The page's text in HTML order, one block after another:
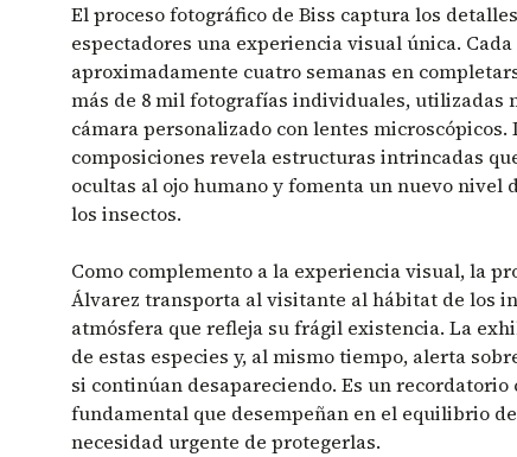
El proceso fotográfico de Biss captura los
espectadores una experiencia visual única.
aproximadamente cuatro semanas en
más de 8 mil fotografías individuales, utilizadas
cámara personalizado con lentes microscópicos.
composiciones revela estructuras intrincadas
ocultas al ojo humano y fomenta un nuevo nivel
los insectos.
Como complemento a la experiencia visual, la
Álvarez transporta al visitante al hábitat de los
atmósfera que refleja su frágil existencia. La
de estas especies y, al mismo tiempo, alerta
si continúan desapareciendo. Es un
fundamental que desempeñan en el equilibrio
necesidad urgente de protegerlas.